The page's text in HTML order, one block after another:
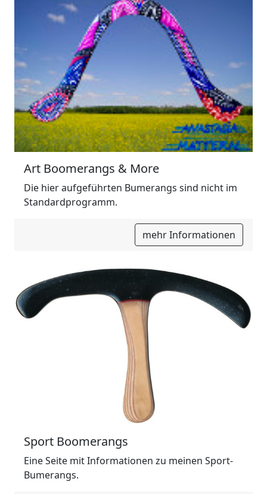
Art Boomerangs & More
Die hier aufgeführten Bumerangs sind nicht im
Standardprogramm.
mehr Informationen
Sport Boomerangs
Eine Seite mit Informationen zu meinen Sport-
Bumerangs.